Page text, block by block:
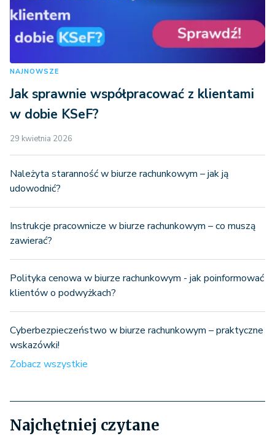
NAJNOWSZE
Jak sprawnie współpracować z klientami
w dobie KSeF?
29 kwietnia 2026
Należyta staranność w biurze rachunkowym – jak ją
udowodnić?
Instrukcje pracownicze w biurze rachunkowym – co muszą
zawierać?
Polityka cenowa w biurze rachunkowym - jak poinformować
klientów o podwyżkach?
Cyberbezpieczeństwo w biurze rachunkowym – praktyczne
wskazówki!
Zobacz wszystkie
Najchętniej czytane